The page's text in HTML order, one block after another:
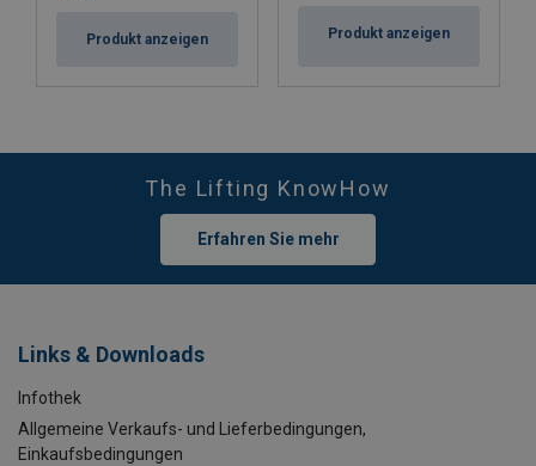
Produkt anzeigen Produkt anzeigen
The Lifting KnowHow
Erfahren Sie mehr
Links & Downloads
Infothek
Allgemeine Verkaufs- und Lieferbedingungen,
Einkaufsbedingungen